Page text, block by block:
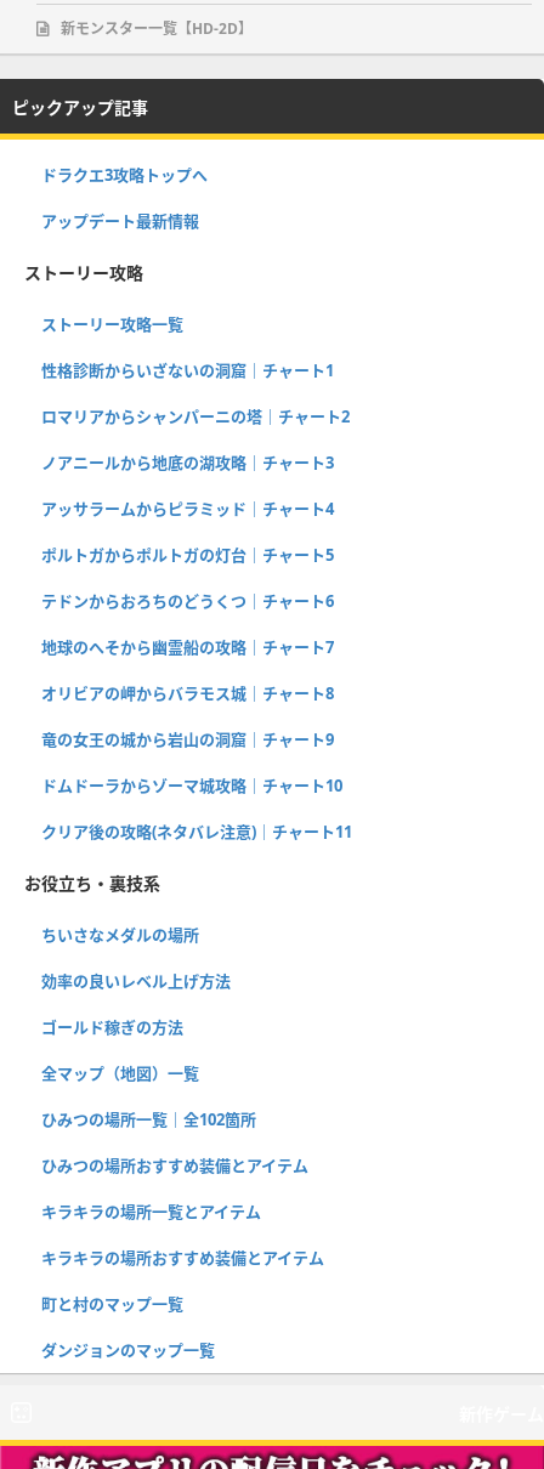
新モンスター一覧【HD-2D】
ピックアップ記事
ドラクエ3攻略トップへ
アップデート最新情報
ストーリー攻略
ストーリー攻略一覧
性格診断からいざないの洞窟｜チャート1
ロマリアからシャンパーニの塔｜チャート2
ノアニールから地底の湖攻略｜チャート3
アッサラームからピラミッド｜チャート4
ポルトガからポルトガの灯台｜チャート5
テドンからおろちのどうくつ｜チャート6
地球のへそから幽霊船の攻略｜チャート7
オリビアの岬からバラモス城｜チャート8
竜の女王の城から岩山の洞窟｜チャート9
ドムドーラからゾーマ城攻略｜チャート10
クリア後の攻略(ネタバレ注意)｜チャート11
お役立ち・裏技系
ちいさなメダルの場所
効率の良いレベル上げ方法
ゴールド稼ぎの方法
全マップ（地図）一覧
ひみつの場所一覧｜全102箇所
ひみつの場所おすすめ装備とアイテム
キラキラの場所一覧とアイテム
キラキラの場所おすすめ装備とアイテム
町と村のマップ一覧
ダンジョンのマップ一覧